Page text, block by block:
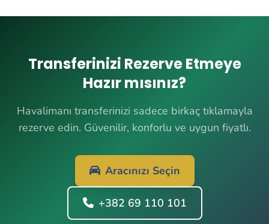
Transferinizi Rezerve Etmeye
Hazır mısınız?
Havalimanı transferinizi sadece birkaç tıklamayla
rezerve edin. Güvenilir, konforlu ve uygun fiyatlı.
Aracınızı Seçin
+382 69 110 101